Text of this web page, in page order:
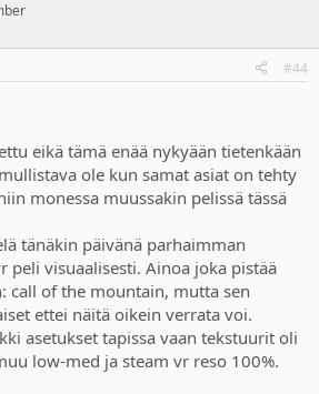
#44
eikä tämä enää nykyään tietenkään
ole kun samat asiat on tehty
monessa muussakin pelissä tässä
tänäkin päivänä parhaimman
peli visuaalisesti. Ainoa joka pistää
call of the mountain, mutta sen
ettei näitä oikein verrata voi.
asetukset tapissa vaan tekstuurit oli
low-med ja steam vr reso 100%.